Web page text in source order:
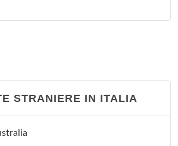
10, Milano
STRANIERE IN ITALIA